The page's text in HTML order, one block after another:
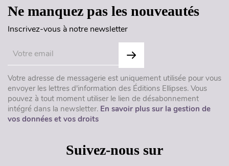
Ne manquez pas les nouveautés
Inscrivez-vous à notre newsletter
Votre adresse de messagerie est uniquement utilisée pour vous
envoyer les lettres d'information des Éditions Ellipses. Vous
pouvez à tout moment utiliser le lien de désabonnement
intégré dans la newsletter. En savoir plus sur la gestion de
vos données et vos droits
Suivez-nous sur